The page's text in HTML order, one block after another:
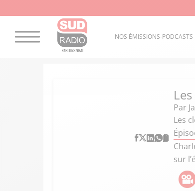
NOS ÉMISSIONS-PODCASTS
Par
Les
sur